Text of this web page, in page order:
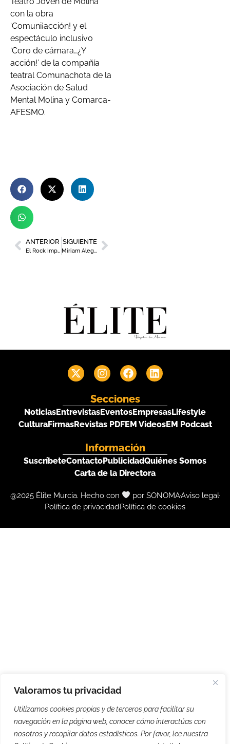
Valoramos tu privacidad
Utilizamos cookies propias y de terceros para facilitar su
navegación en la página web, conocer cómo interactúas con
nosotros y recopilar datos estadísticos. Por favor, lee nuestra
con la obra
‘Comuni¡acción! y el
espectáculo inclusivo
‘Coro de cámara…¿Y
acción!’ de la compañía
teatral Comunachota de la
Asociación de Salud
Mental Molina y Comarca-
AFESMO.
ANTERIOR
El Rock Imperium volverá a Cartagena del 3 al 5 de julio de 2026
SIGUIENTE
Miriam Alegría: “El verdadero poder es compartir luz para que otras se atrevan a brillar también”
Secciones
NoticiasEntrevistasEventosEmpresasLifestyle
CulturaFirmasRevistas PDFEM VideosEM Podcast
Información
SuscríbeteContactoPublicidadQuiénes Somos
Carta de la Directora
@2025 Élite Murcia. Hecho con por SONOMAAviso legal
Política de privacidadPolítica de cookies